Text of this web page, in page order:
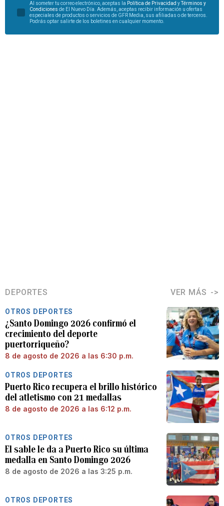
Al someter tu correo electrónico, aceptas la Política de Privacidad y
Términos y
Condiciones de El Nuevo Día. Además, aceptas recibir información u ofertas
especiales de productos o servicios de GFR Media, sus afiliadas o de terceros.
Podrás optar salirte de los boletines en cualquier momento.
DEPORTES VER MÁS
OTROS DEPORTES
¿Santo Domingo 2026 confirmó el
crecimiento del deporte
puertorriqueño?
8 de agosto de 2026 a las 6:30 p.m.
OTROS DEPORTES
Puerto Rico recupera el brillo histórico
del atletismo con 21 medallas
8 de agosto de 2026 a las 6:12 p.m.
OTROS DEPORTES
El sable le da a Puerto Rico su última
medalla en Santo Domingo 2026
8 de agosto de 2026 a las 3:25 p.m.
OTROS DEPORTES